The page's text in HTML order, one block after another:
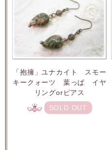
「抱擁」ユナカイト スモー
キークォーツ 葉っぱ イヤ
リングorピアス
SOLD OUT